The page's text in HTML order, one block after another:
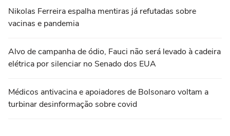
Nikolas Ferreira espalha mentiras já refutadas sobre
vacinas e pandemia
Alvo de campanha de ódio, Fauci não será levado à cadeira
elétrica por silenciar no Senado dos EUA
Médicos antivacina e apoiadores de Bolsonaro voltam a
turbinar desinformação sobre covid